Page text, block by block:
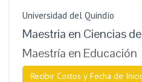
Universidad del Quindío
Maestria en Ciencias
Maestría en Educación
Recibir Costos y Fecha de